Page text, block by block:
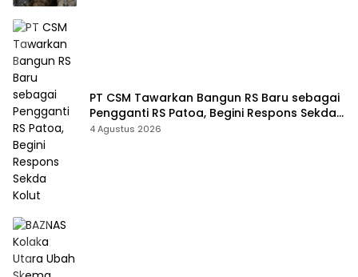
PT CSM Tawarkan Bangun RS Baru sebagai
Pengganti RS Patoa, Begini Respons Sekda
Kolut
4 Agustus 2026